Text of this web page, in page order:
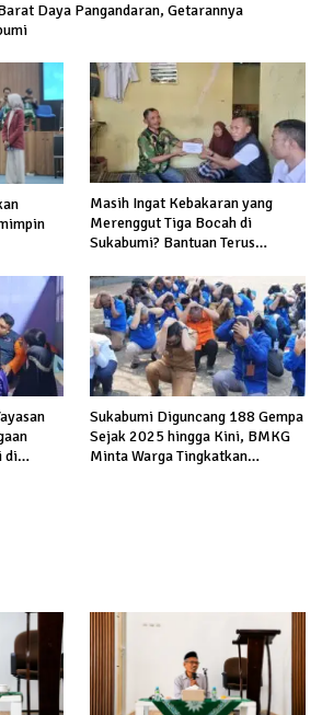
Daya Pangandaran, Getarannya
Masih Ingat Kebakaran yang
Merenggut Tiga Bocah di
Sukabumi? Bantuan Terus
di
Sukabumi Diguncang 188 Gempa
Sejak 2025 hingga Kini, BMKG
Minta Warga Tingkatkan